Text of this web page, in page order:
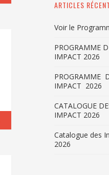
ARTICLES
Voir le
PROGRAMME
IMPACT 2026
PROGRAMME
IMPACT 2026
CATALOGUE
IMPACT 2026
Catalogue des
2026